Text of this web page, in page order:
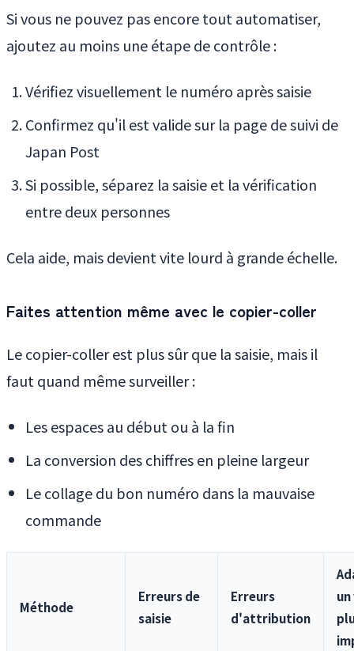
Si vous ne pouvez pas encore tout automatiser,
ajoutez au moins une étape de contrôle :
Vérifiez visuellement le numéro après saisie
Confirmez qu'il est valide sur la page de suivi de
Japan Post
Si possible, séparez la saisie et la vérification
entre deux personnes
Cela aide, mais devient vite lourd à grande échelle.
Faites attention même avec le copier-coller
Le copier-coller est plus sûr que la saisie, mais il
faut quand même surveiller :
Les espaces au début ou à la fin
La conversion des chiffres en pleine largeur
Le collage du bon numéro dans la mauvaise
commande
Méthode
Erreurs de
saisie
Erreurs
d'attribution